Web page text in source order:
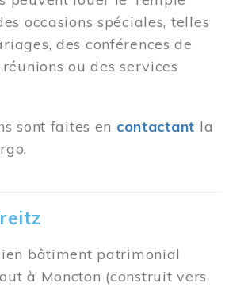
occasions spéciales, telles
des conférences de
réunions ou des services
sont faites en contactant la
bâtiment patrimonial
à Moncton (construit vers